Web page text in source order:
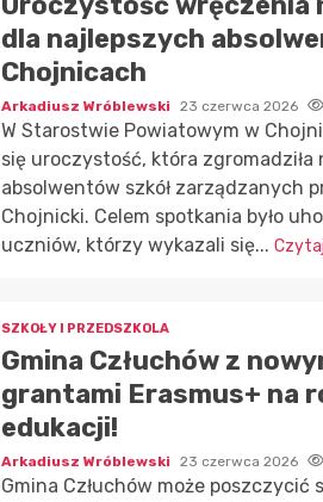
dla najlepszych
Chojnicach
Arkadiusz Wróblewski 23 czerwca 2026
W Starostwie Powiatowym w
się uroczystość, która zgromadziła
absolwentów szkół zarządzanych
Chojnicki. Celem spotkania było
uczniów, którzy wykazali się...
SZKOŁY I PRZEDSZKOLA
Gmina Człuchów z
grantami Erasmus+ na
edukacji!
Arkadiusz Wróblewski 23 czerwca 2026
Gmina Człuchów może poszczycić